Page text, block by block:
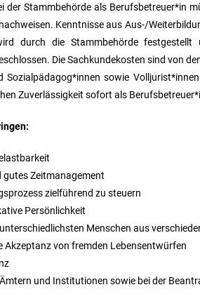
der Stammbehörde als Berufsbetreuer*in
Kenntnisse aus Aus-/
durch die Stammbehörde
Die Sachkundekosten sind von
Sozialpädagog*innen sowie
Zuverlässigkeit sofort als
Zeitmanagement
zielführend zu steuern
Persönlichkeit
Menschen aus
Akzeptanz von fremden Lebensentwürfen
und Institutionen sowie bei der